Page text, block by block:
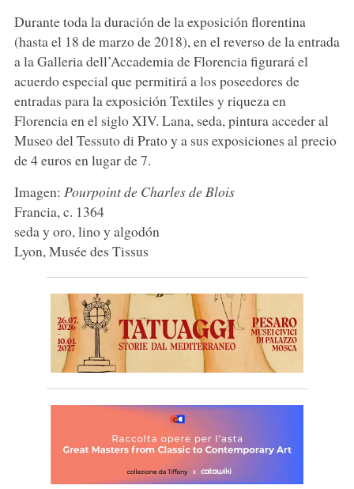
Durante toda la duración de la exposición florentina
(hasta el 18 de marzo de 2018), en el reverso de la entrada
a la Galleria dell’Accademia de Florencia figurará el
acuerdo especial que permitirá a los poseedores de
entradas para la exposición Textiles y riqueza en
Florencia en el siglo XIV. Lana, seda, pintura acceder al
Museo del Tessuto di Prato y a sus exposiciones al precio
de 4 euros en lugar de 7.
Imagen: Pourpoint de Charles de Blois
Francia, c. 1364
seda y oro, lino y algodón
Lyon, Musée des Tissus